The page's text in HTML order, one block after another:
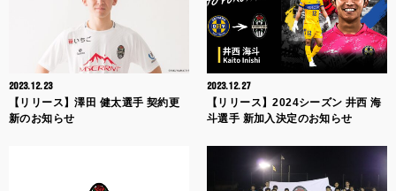
2023.12.23
【リリース】澤田 健太選手 契約更
新のお知らせ
2023.12.27
【リリース】2024シーズン 井西 海
斗選手 新加入決定のお知らせ